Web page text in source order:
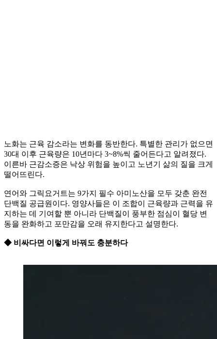
노화는 근육 감소라는 변화를 동반한다. 특별한 관리가 없으면
30대 이후 근육량은 10년마다 3~8%씩 줄어든다고 알려졌다.
이른바 근감소증은 낙상 위험을 높이고 노년기 삶의 질을 크게
떨어뜨린다.
연어와 그릭요거트는 9가지 필수 아미노산을 모두 갖춘 완전
단백질 공급원이다. 영양사들은 이 조합이 근육량과 근력을 유
지하는 데 기여할 뿐 아니라 단백질이 풍부한 점심이 혈당 변
동을 완화하고 포만감을 오래 유지한다고 설명한다.
◆ 비싸다면 이렇게 바꿔도 충분하다